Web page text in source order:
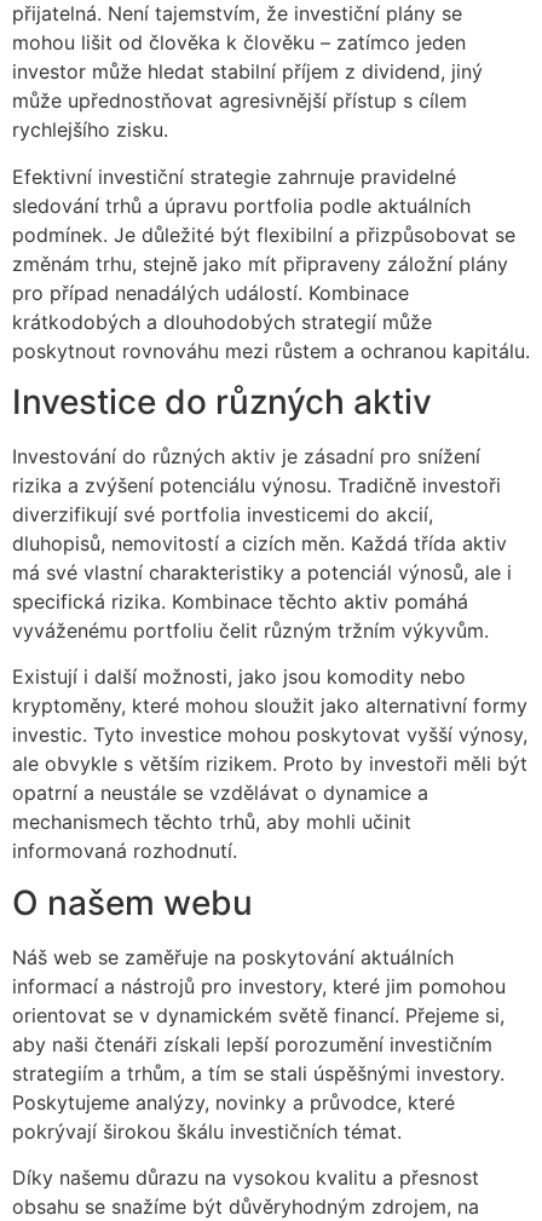
přijatelná. Není tajemstvím, že investiční plány se
mohou lišit od člověka k člověku – zatímco jeden
investor může hledat stabilní příjem z dividend, jiný
může upřednostňovat agresivnější přístup s cílem
rychlejšího zisku.
Efektivní investiční strategie zahrnuje pravidelné
sledování trhů a úpravu portfolia podle aktuálních
podmínek. Je důležité být flexibilní a přizpůsobovat se
změnám trhu, stejně jako mít připraveny záložní plány
pro případ nenadálých událostí. Kombinace
krátkodobých a dlouhodobých strategií může
poskytnout rovnováhu mezi růstem a ochranou kapitálu.
Investice do různých aktiv
Investování do různých aktiv je zásadní pro snížení
rizika a zvýšení potenciálu výnosu. Tradičně investoři
diverzifikují své portfolia investicemi do akcií,
dluhopisů, nemovitostí a cizích měn. Každá třída aktiv
má své vlastní charakteristiky a potenciál výnosů, ale i
specifická rizika. Kombinace těchto aktiv pomáhá
vyváženému portfoliu čelit různým tržním výkyvům.
Existují i další možnosti, jako jsou komodity nebo
kryptoměny, které mohou sloužit jako alternativní formy
investic. Tyto investice mohou poskytovat vyšší výnosy,
ale obvykle s větším rizikem. Proto by investoři měli být
opatrní a neustále se vzdělávat o dynamice a
mechanismech těchto trhů, aby mohli učinit
informovaná rozhodnutí.
O našem webu
Náš web se zaměřuje na poskytování aktuálních
informací a nástrojů pro investory, které jim pomohou
orientovat se v dynamickém světě financí. Přejeme si,
aby naši čtenáři získali lepší porozumění investičním
strategiím a trhům, a tím se stali úspěšnými investory.
Poskytujeme analýzy, novinky a průvodce, které
pokrývají širokou škálu investičních témat.
Díky našemu důrazu na vysokou kvalitu a přesnost
obsahu se snažíme být důvěryhodným zdrojem, na